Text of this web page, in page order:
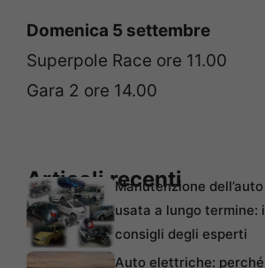
Domenica 5 settembre
Superpole Race ore 11.00
Gara 2 ore 14.00
Articoli recentiManutenzione dell’auto
usata a lungo termine: i
consigli degli esperti
Auto elettriche: perché